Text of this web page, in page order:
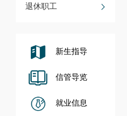
退休职工
新生指导
信管导览
就业信息